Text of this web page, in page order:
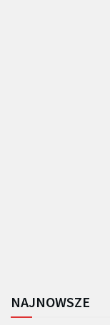
NAJNOWSZE